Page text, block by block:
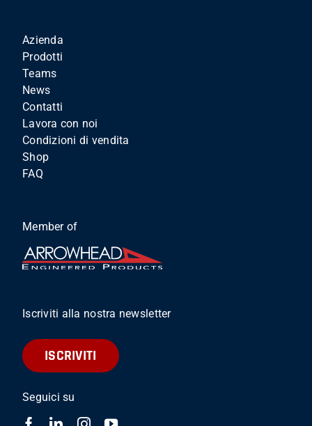
Azienda
Prodotti
Teams
News
Contatti
Lavora con noi
Condizioni di vendita
Shop
FAQ
Member of
Iscriviti alla nostra newsletter
ISCRIVITI
Seguici su